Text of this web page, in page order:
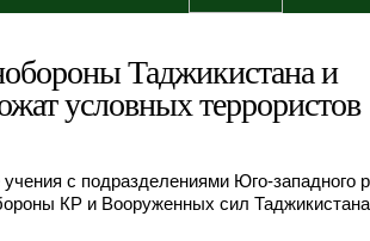
Таджикистана и
условных террористов
с подразделениями Юго-западного
КР и Вооруженных сил